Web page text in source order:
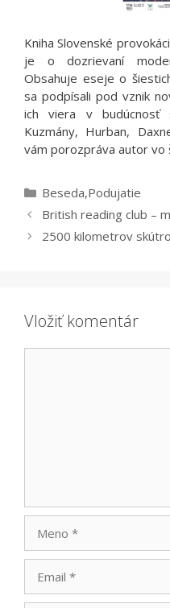
Kniha Slovenské
je o dozrievaní
Obsahuje eseje o
sa podpísali pod vznik
ich viera v budúcnosť
Kuzmány, Hurban,
vám porozpráva autor vo
Kategórie
Beseda,Podujatie
British reading club –
2500 kilometrov
Vložiť komentár